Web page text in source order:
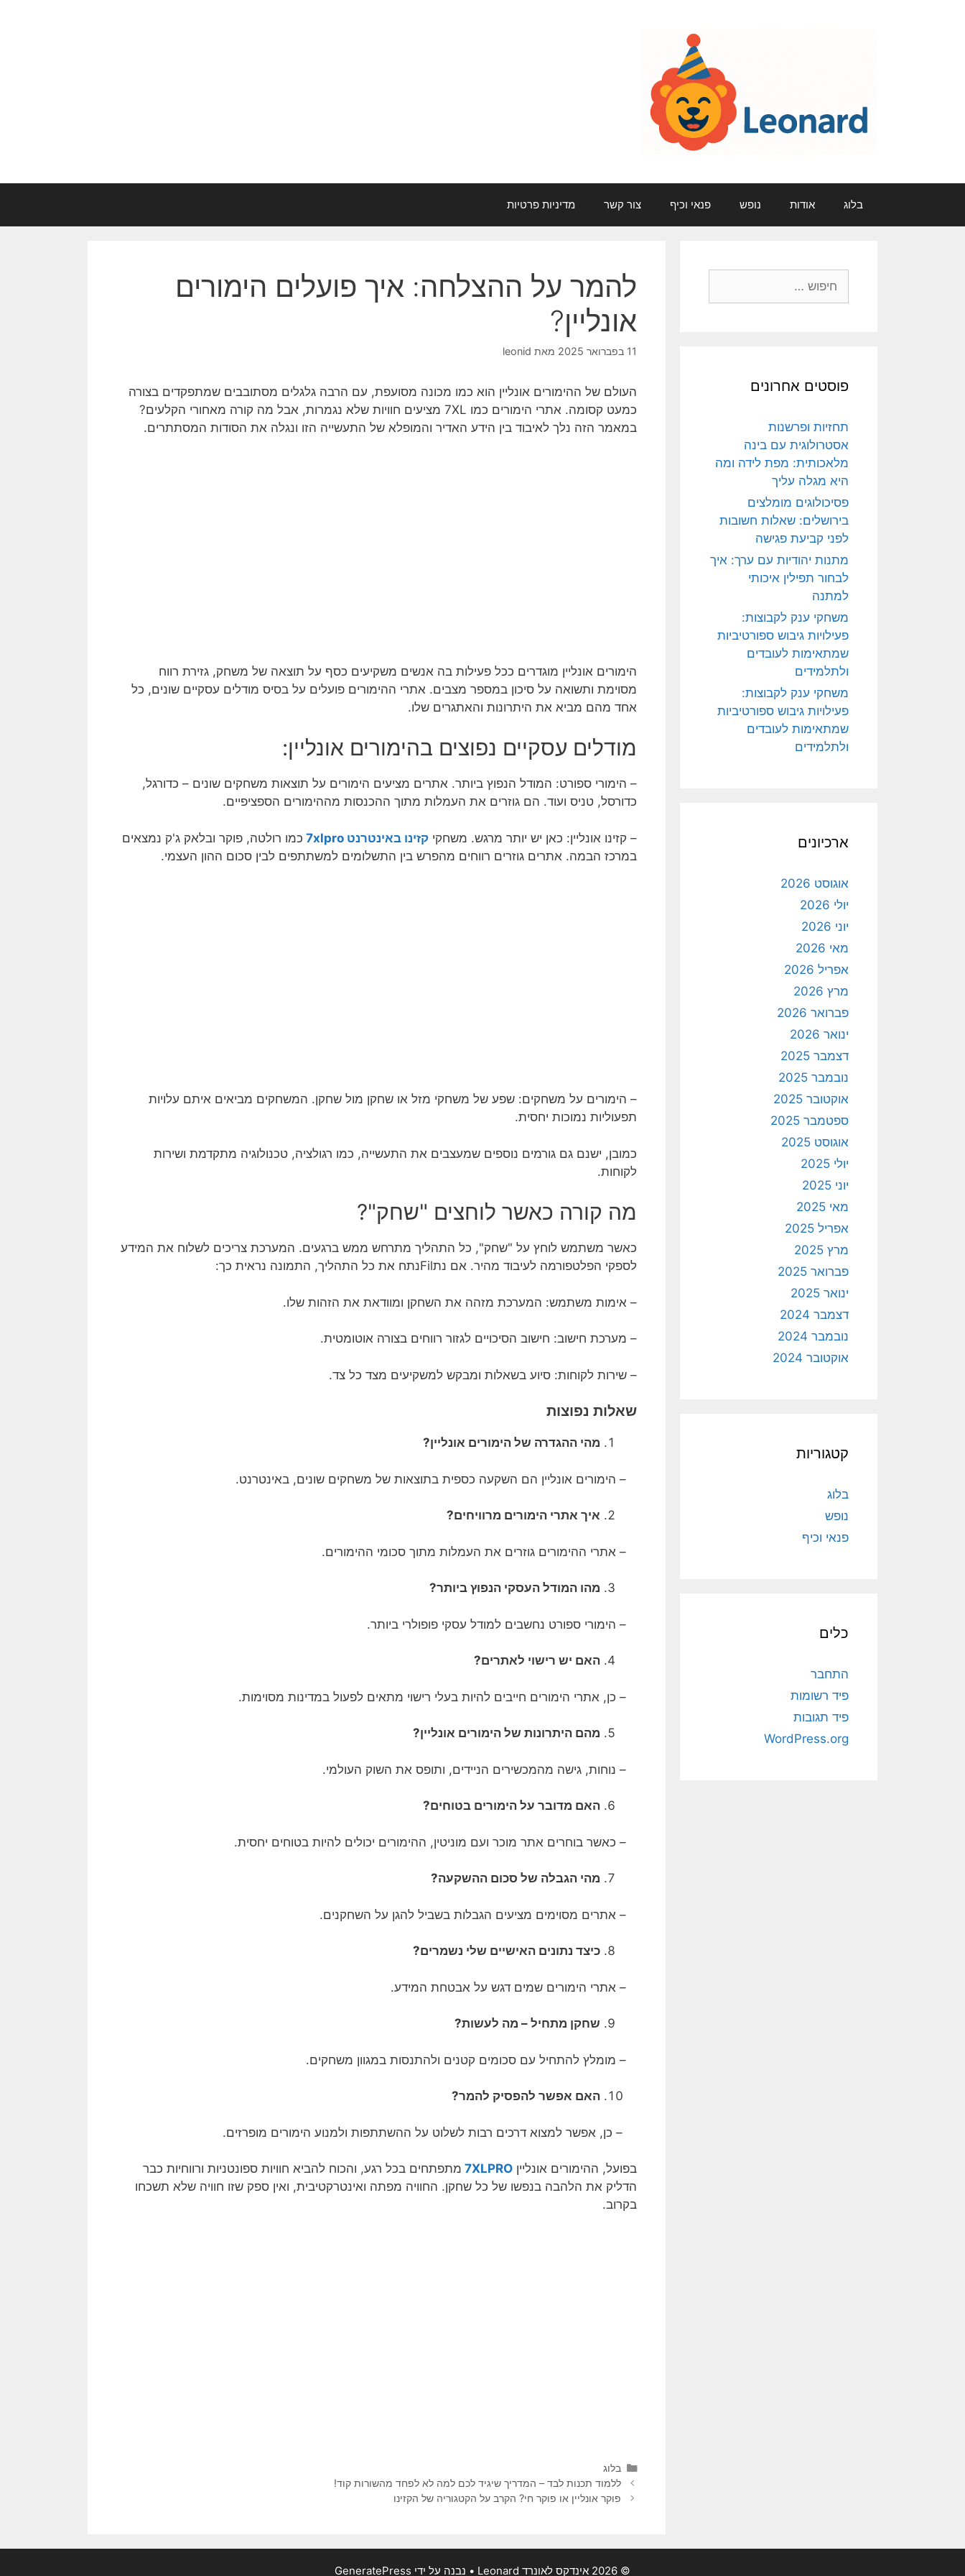
בלוג אודות נופש פנאי וכיף צור קשר מדיניות פרטיות
להמר על ההצלחה: איך פועלים הימורים
אונליין?
11 בפברואר 2025 מאת leonid
העולם של ההימורים אונליין הוא כמו מכונה מסועפת, עם הרבה גלגלים מסתובבים שמתפקדים בצורה
כמעט קסומה. אתרי הימורים כמו 7XL מציעים חוויות שלא נגמרות, אבל מה קורה מאחורי הקלעים?
במאמר הזה נלך לאיבוד בין הידע האדיר והמופלא של התעשייה הזו ונגלה את הסודות המסתתרים.
הימורים אונליין מוגדרים ככל פעילות בה אנשים משקיעים כסף על תוצאה של משחק, גזירת רווח
מסוימת ותשואה על סיכון במספר מצבים. אתרי ההימורים פועלים על בסיס מודלים עסקיים שונים, כל
אחד מהם מביא את היתרונות והאתגרים שלו.
מודלים עסקיים נפוצים בהימורים אונליין:
– הימורי ספורט: המודל הנפוץ ביותר. אתרים מציעים הימורים על תוצאות משחקים שונים – כדורגל,
כדורסל, טניס ועוד. הם גוזרים את העמלות מתוך ההכנסות מההימורים הספציפיים.
– קזינו אונליין: כאן יש יותר מרגש. משחקי קזינו באינטרנט 7xlpro
כמו רולטה, פוקר ובלאק ג'ק נמצאים
במרכז הבמה. אתרים גוזרים רווחים מהפרש בין התשלומים למשתתפים לבין סכום ההון העצמי.
– הימורים על משחקים: שפע של משחקי מזל או שחקן מול שחקן. המשחקים מביאים איתם עלויות
תפעוליות נמוכות יחסית.
כמובן, ישנם גם גורמים נוספים שמעצבים את התעשייה, כמו רגולציה, טכנולוגיה מתקדמת ושירות
לקוחות.
מה קורה כאשר לוחצים "שחק"?
כאשר משתמש לוחץ על "שחק", כל התהליך מתרחש ממש ברגעים. המערכת צריכים לשלוח את המידע
לספקי הפלטפורמה לעיבוד מהיר. אם נתFilנתח את כל התהליך, התמונה נראית כך:
– אימות משתמש: המערכת מזהה את השחקן ומוודאת את הזהות שלו.
– מערכת חישוב: חישוב הסיכויים לגזור רווחים בצורה אוטומטית.
– שירות לקוחות: סיוע בשאלות ומבקש למשקיעים מצד כל צד.
שאלות נפוצות
מהי ההגדרה של הימורים אונליין?
– הימורים אונליין הם השקעה כספית בתוצאות של משחקים שונים, באינטרנט.
איך אתרי הימורים מרוויחים?
– אתרי ההימורים גוזרים את העמלות מתוך סכומי ההימורים.
מהו המודל העסקי הנפוץ ביותר?
– הימורי ספורט נחשבים למודל עסקי פופולרי ביותר.
האם יש רישוי לאתרים?
– כן, אתרי הימורים חייבים להיות בעלי רישוי מתאים לפעול במדינות מסוימות.
מהם היתרונות של הימורים אונליין?
– נוחות, גישה מהמכשירים הניידים, ותופס את השוק העולמי.
האם מדובר על הימורים בטוחים?
– כאשר בוחרים אתר מוכר ועם מוניטין, ההימורים יכולים להיות בטוחים יחסית.
מהי הגבלה של סכום ההשקעה?
– אתרים מסוימים מציעים הגבלות בשביל להגן על השחקנים.
כיצד נתונים האישיים שלי נשמרים?
– אתרי הימורים שמים דגש על אבטחת המידע.
שחקן מתחיל – מה לעשות?
– מומלץ להתחיל עם סכומים קטנים ולהתנסות במגוון משחקים.
האם אפשר להפסיק להמר?
– כן, אפשר למצוא דרכים רבות לשלוט על ההשתתפות ולמנוע הימורים מופרזים.
בפועל, ההימורים אונליין 7XLPRO מתפתחים בכל רגע, והכוח להביא חוויות ספונטניות ורווחיות כבר
הדליק את הלהבה בנפשו של כל שחקן. החוויה מפתה ואינטרקטיבית, ואין ספק שזו חוויה שלא תשכחו
בקרוב.
קטגוריות
בלוג
ללמוד תכנות לבד – המדריך שיגיד לכם למה לא לפחד מהשורות קוד!
פוקר אונליין או פוקר חי? הקרב על הקטגוריה של הקזינו
פוסטים אחרונים
תחזיות ופרשנות
אסטרולוגית עם בינה
מלאכותית: מפת לידה ומה
היא מגלה עליך
פסיכולוגים מומלצים
בירושלים: שאלות חשובות
לפני קביעת פגישה
מתנות יהודיות עם ערך: איך
לבחור תפילין איכותי
למתנה
משחקי ענק לקבוצות:
פעילויות גיבוש ספורטיביות
שמתאימות לעובדים
ולתלמידים
משחקי ענק לקבוצות:
פעילויות גיבוש ספורטיביות
שמתאימות לעובדים
ולתלמידים
ארכיונים
אוגוסט 2026
יולי 2026
יוני 2026
מאי 2026
אפריל 2026
מרץ 2026
פברואר 2026
ינואר 2026
דצמבר 2025
נובמבר 2025
אוקטובר 2025
ספטמבר 2025
אוגוסט 2025
יולי 2025
יוני 2025
מאי 2025
אפריל 2025
מרץ 2025
פברואר 2025
ינואר 2025
דצמבר 2024
נובמבר 2024
אוקטובר 2024
קטגוריות
בלוג
נופש
פנאי וכיף
כלים
התחבר
פיד רשומות
פיד תגובות
WordPress.org
© 2026 אינדקס לאונרד Leonard • נבנה על ידי GeneratePress